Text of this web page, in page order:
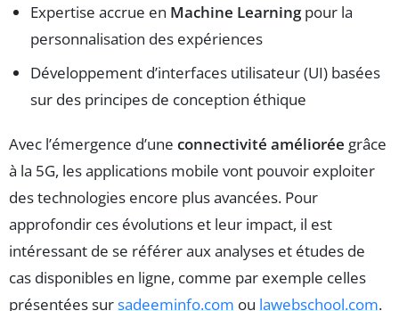
Expertise accrue en Machine Learningpour la
personnalisation des expériences
Développement d’interfaces utilisateur (UI) basées
sur des principes de conception éthique
Avec l’émergence d’une connectivité améliorée grâce
à la 5G, les applications mobile vont pouvoir exploiter
des technologies encore plus avancées. Pour
approfondir ces évolutions et leur impact, il est
intéressant de se référer aux analyses et études de
cas disponibles en ligne, comme par exemple celles
présentées sursadeeminfo.com ou lawebschool.com.